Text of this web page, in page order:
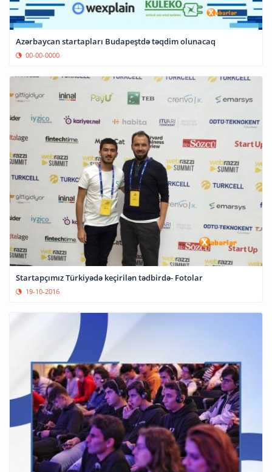
Azərbaycan startapları Budapeştdə təqdim olunacaq
00-00-0000
Startapçımız Türkiyədə keçirilən tədbirdə- Fotolar
19-10-2016